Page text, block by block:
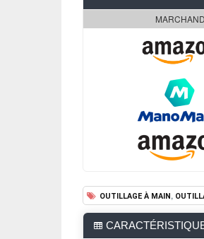
MARCHAND
OUTILLAGE À MAIN,